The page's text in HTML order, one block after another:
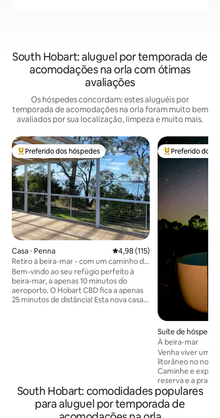
South Hobart: aluguel por temporada de
acomodações na orla com ótimas
avaliações
Os hóspedes concordam: estes aluguéis por
temporada de acomodações na orla foram muito bem
avaliados por sua localização, limpeza e muito mais.
Entre os melhores preferidos dos hóspedes
Preferido dos hóspedes
Casa ⋅ Penna 4,98 de uma avaliação média de
4,98 (115)
Retiro à beira-mar - com um caminho de
arbustos até a água
Bem-vindo ao seu refúgio perfeito à
beira-mar, a apenas 10 minutos do
aeroporto. O Hobart CBD fica a apenas
25 minutos de distância! Esta nova casa
uma máquina de lavar roupa, secadora,
televisão e área de jantar ao ar livre para
aproveitar o sol e a brisa do mar.
Entre os
Preferido dos
Suíte de
rd
À beira-mar
Venha viver uma
litorâneo no
Caminhe e
reserva e a praia
observação de
boreal no seu deck
no exclusivo
South Hobart: comodidades populares
para aluguel por temporada de